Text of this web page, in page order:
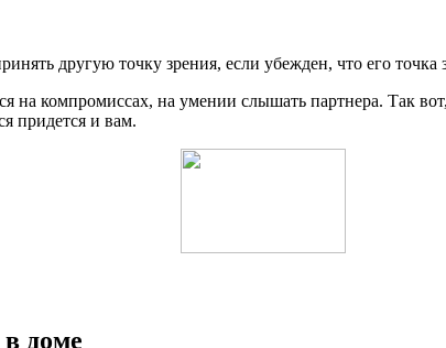
другую точку зрения, если убежден, что его точка
компромиссах, на умении слышать партнера. Так
придется и вам.
доме